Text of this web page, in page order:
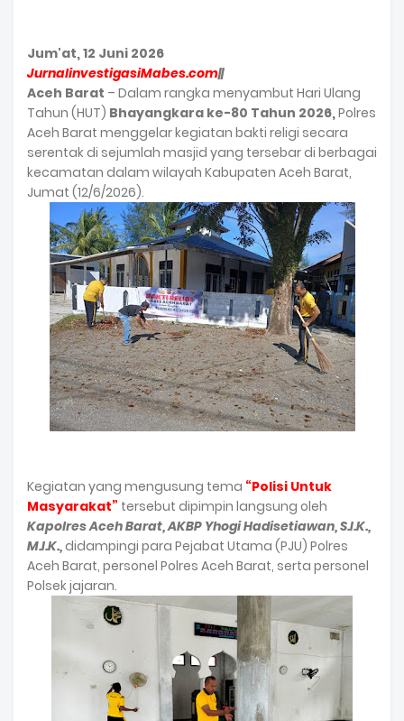
Jum'at, 12 Juni 2026
JurnalinvestigasiMabes.com||
Aceh Barat – Dalam rangka menyambut Hari Ulang
Tahun (HUT) Bhayangkara ke-80 Tahun 2026,Polres
Aceh Barat menggelar kegiatan bakti religi secara
serentak di sejumlah masjid yang tersebar di berbagai
kecamatan dalam wilayah Kabupaten Aceh Barat,
Jumat (12/6/2026).
Kegiatan yang mengusung tema “Polisi Untuk
Masyarakat” tersebut dipimpin langsung oleh
Kapolres Aceh Barat, AKBP Yhogi Hadisetiawan, S.I.K.,
M.I.K.,didampingi para Pejabat Utama (PJU) Polres
Aceh Barat, personel Polres Aceh Barat, serta personel
Polsek jajaran.